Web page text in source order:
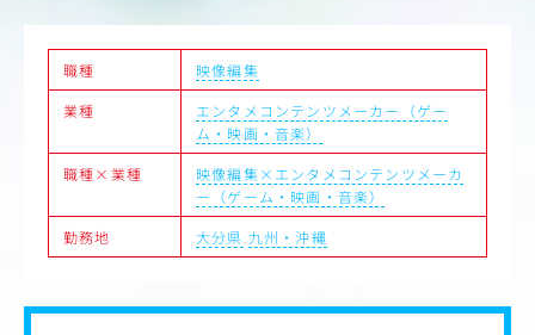
・収録などの当日の進行管理
▼主な使用ツール
・動画編集：Adobe Premiere Pro
・コミュニケーションツール：Slack、Google Workspace
・コンテンツ制作の進行管理
・社内メンバーと協力してチーム体制の構築
・業務委託との折衝
【やりがい・魅力】
職種
映像編集
業種
エンタメコンテンツメーカー（ゲー
ム・映画・音楽）
職種×業種
映像編集×エンタメコンテンツメーカ
ー（ゲーム・映画・音楽）
勤務地
大分県 九州・沖縄